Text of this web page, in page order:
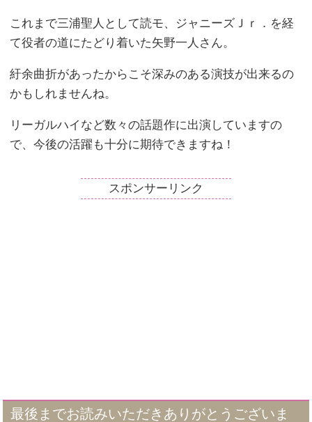
これまで三浦聖人として読モ、ジャニーズＪｒ．を経
て役者の道にたどり着いた矢野一人さん。
紆余曲折があったからこそ深みのある演技が出来るの
かもしれませんね。
リーガルハイなど数々の話題作に出演していますの
で、今後の活躍も十分に期待できますね！
スポンサーリンク
最後までお読みいただきありがとうございま